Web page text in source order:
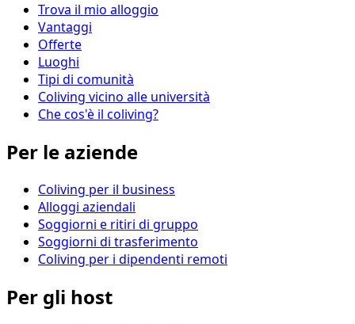
Trova il mio alloggio
Vantaggi
Offerte
Luoghi
Tipi di comunità
Coliving vicino alle università
Che cos'è il coliving?
Per le aziende
Coliving per il business
Alloggi aziendali
Soggiorni e ritiri di gruppo
Soggiorni di trasferimento
Coliving per i dipendenti remoti
Per gli host